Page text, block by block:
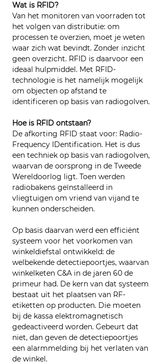
Wat is RFID?
Van het monitoren van voorraden tot
het volgen van distributie: om
processen te overzien, moet je weten
waar zich wat bevindt. Zonder inzicht
geen overzicht. RFID is daarvoor een
ideaal hulpmiddel. Met RFID-
technologie is het namelijk mogelijk
om objecten op afstand te
identificeren op basis van radiogolven.
Hoe is RFID ontstaan?
De afkorting RFID staat voor: Radio-
Frequency IDentification. Het is dus
een techniek op basis van radiogolven,
waarvan de oorsprong in de Tweede
Wereldoorlog ligt. Toen werden
radiobakens geïnstalleerd in
vliegtuigen om vriend van vijand te
kunnen onderscheiden.
Op basis daarvan werd een efficiënt
systeem voor het voorkomen van
winkeldiefstal ontwikkeld: de
welbekende detectiepoortjes, waarvan
winkelketen C&A in de jaren 60 de
primeur had. De kern van dat systeem
bestaat uit het plaatsen van RF-
etiketten op producten. Die moeten
bij de kassa elektromagnetisch
gedeactiveerd worden. Gebeurt dat
niet, dan geven de detectiepoortjes
een alarmmelding bij het verlaten van
de winkel.